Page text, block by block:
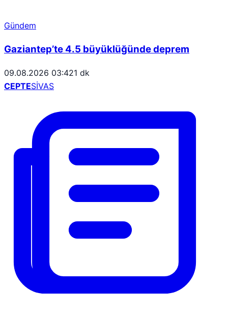
Gündem
Gaziantep’te 4.5 büyüklüğünde deprem
09.08.2026 03:421 dk
CEPTESİVAS